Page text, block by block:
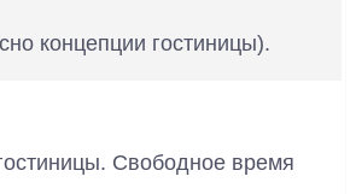
концепции гостиницы).
Свободное время